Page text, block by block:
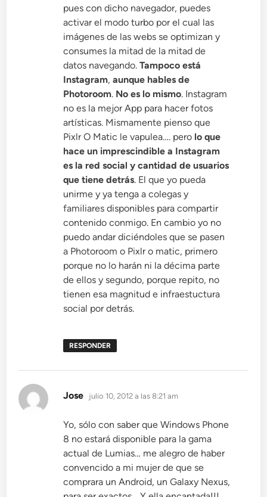
pues con dicho navegador, puedes
activar el modo turbo por el cual las
imágenes de las webs se optimizan y
consumes la mitad de la mitad de
datos navegando.Tampoco está
Instagram,aunque hables de
Photoroom. No es lo mismo. Instagram
no es la mejor App para hacer fotos
artísticas. Mismamente pienso que
Pixlr O Matic le vapulea…. pero lo que
hace un imprescindible a Instagram
es la red social y cantidad de usuarios
que tiene detrás. El que yo pueda
unirme y ya tenga a colegas y
familiares disponibles para compartir
contenido conmigo. En cambio yo no
puedo andar diciéndoles que se pasen
a Photoroom o Pixlr o matic, primero
porque no lo harán ni la décima parte
de ellos y segundo, porque repito, no
tienen esa magnitud e infraestuctura
social por detrás.
RESPONDER
Jose dice:
julio 10, 2012 a las 8:21 am
Yo, sólo con saber que Windows Phone
8 no estará disponible para la gama
actual de Lumias… me alegro de haber
convencido a mi mujer de que se
comprara un Android, un Galaxy Nexus,